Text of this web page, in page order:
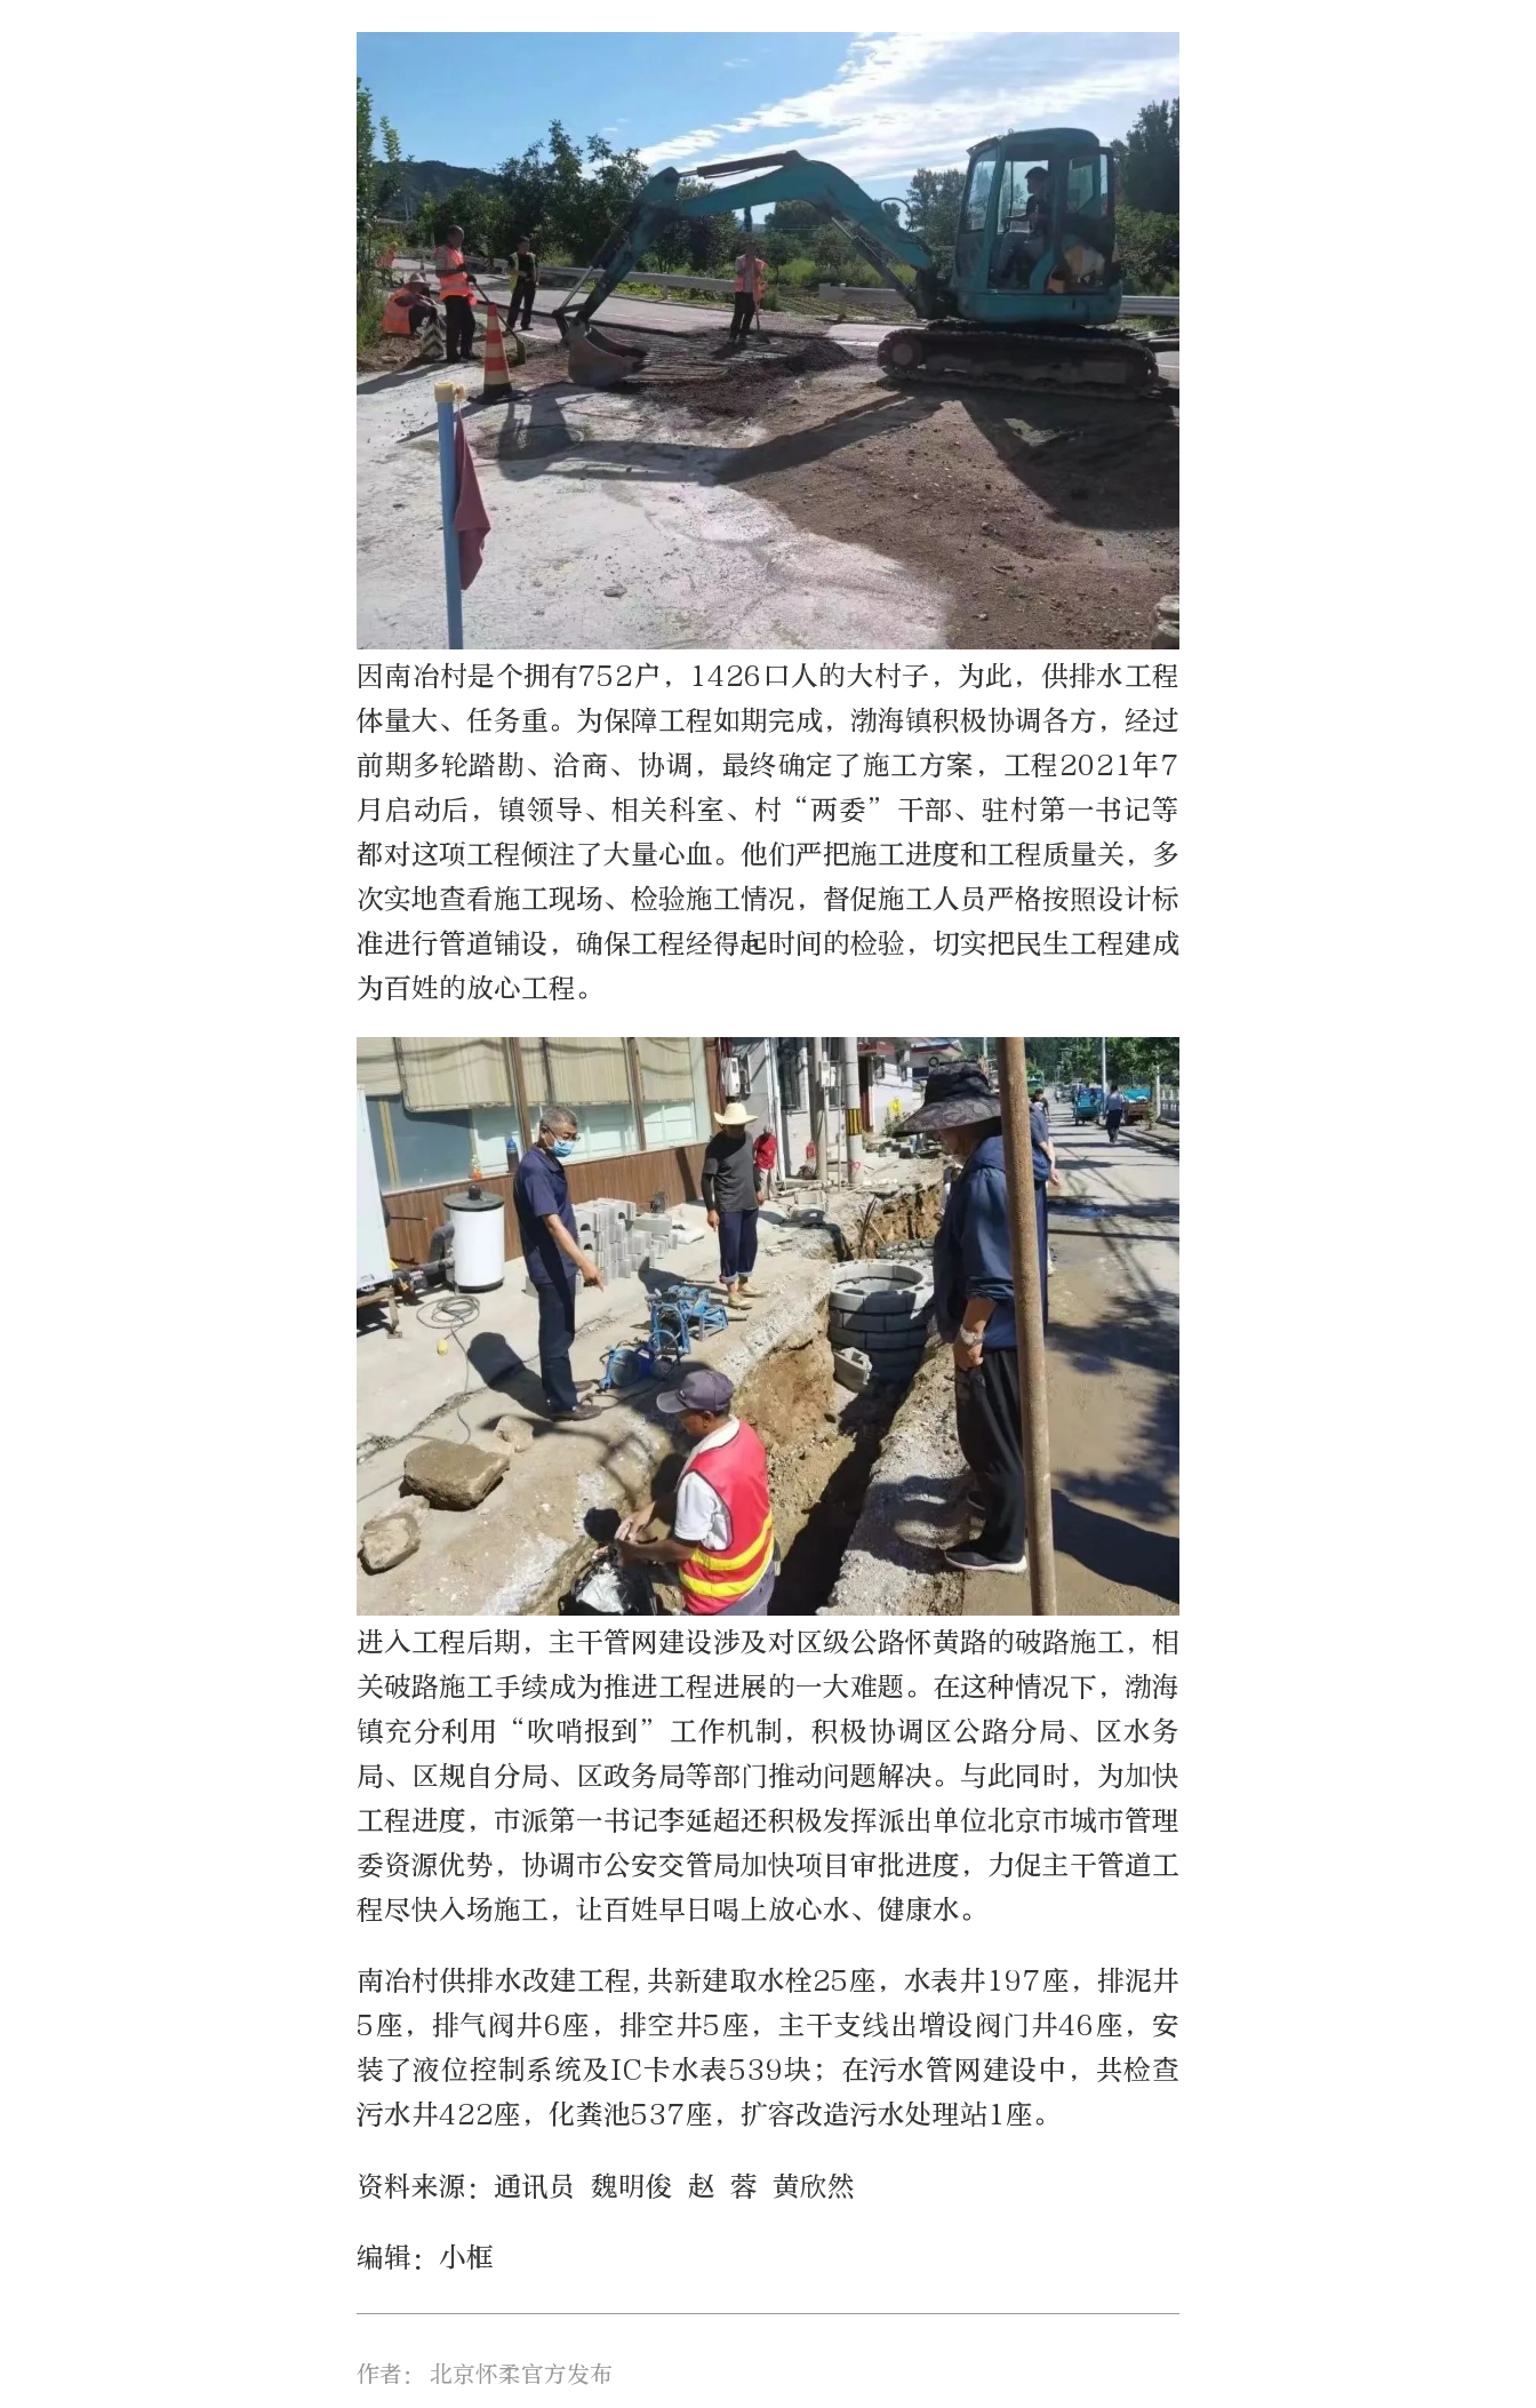
因南冶村是个拥有752户，1426口人的大村子，为此，供排水工程
体量大、任务重。为保障工程如期完成，渤海镇积极协调各方，经过
前期多轮踏勘、洽商、协调，最终确定了施工方案，工程2021年7
月启动后，镇领导、相关科室、村“两委”干部、驻村第一书记等
都对这项工程倾注了大量心血。他们严把施工进度和工程质量关，多
次实地查看施工现场、检验施工情况，督促施工人员严格按照设计标
准进行管道铺设，确保工程经得起时间的检验，切实把民生工程建成
为百姓的放心工程。
进入工程后期，主干管网建设涉及对区级公路怀黄路的破路施工，相
关破路施工手续成为推进工程进展的一大难题。在这种情况下，渤海
镇充分利用“吹哨报到”工作机制，积极协调区公路分局、区水务
局、区规自分局、区政务局等部门推动问题解决。与此同时，为加快
工程进度，市派第一书记李延超还积极发挥派出单位北京市城市管理
委资源优势，协调市公安交管局加快项目审批进度，力促主干管道工
程尽快入场施工，让百姓早日喝上放心水、健康水。
南冶村供排水改建工程,共新建取水栓25座，水表井197座，排泥井
5座，排气阀井6座，排空井5座，主干支线出增设阀门井46座，安
装了液位控制系统及IC卡水表539块；在污水管网建设中，共检查
污水井422座，化粪池537座，扩容改造污水处理站1座。
资料来源：通讯员 魏明俊 赵 蓉 黄欣然
编辑：小框
作者： 北京怀柔官方发布